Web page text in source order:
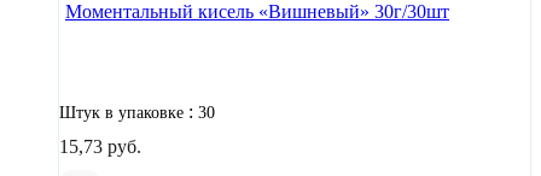
Моментальный кисель «Вишневый» 30г/30шт
Штук в упаковке : 30
15,73 руб.